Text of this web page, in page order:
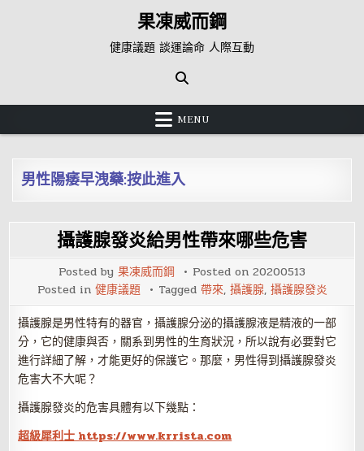
果凍威而鋼
健康議題 談運論命 人際互動
MENU
男性陽痿早洩藥:按此進入
攝護腺發炎給男性帶來哪些危害
Posted by 果凍威而鋼 Posted on 20200513
Posted in 健康議題 Tagged 帶來, 攝護腺, 攝護腺發炎
攝護腺是男性特有的器官，攝護腺分泌的攝護腺液是精液的一部
分，它的健康與否，關系到男性的生育狀況，所以說有必要對它
進行詳細了解，才能更好的保護它。那麼，男性得到攝護腺發炎
危害大不大呢？
攝護腺發炎的危害具體有以下幾點：
超級犀利士 https://www.krrista.com